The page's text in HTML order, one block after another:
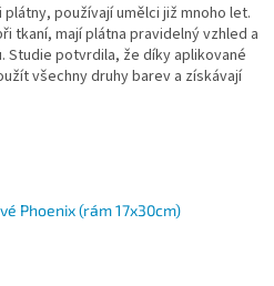
používají umělci již mnoho let.
tkaní, mají plátna pravidelný vzhled a
Studie potvrdila, že díky aplikované
všechny druhy barev a získávají
Phoenix (rám 17x30cm)